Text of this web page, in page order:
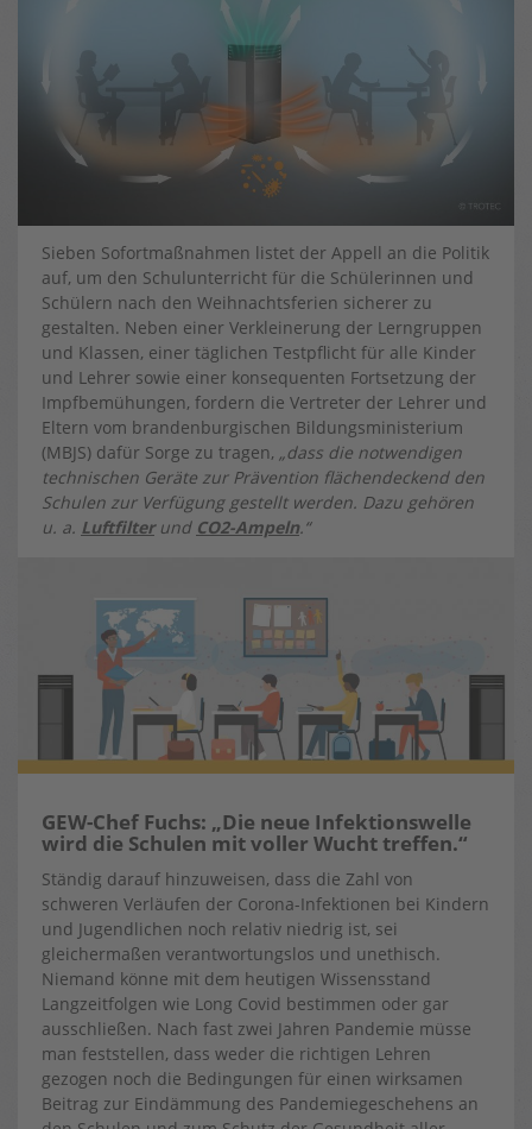
Sieben Sofortmaßnahmen listet der Appell an die Politik
auf, um den Schulunterricht für die Schülerinnen und
Schülern nach den Weihnachtsferien sicherer zu
gestalten. Neben einer Verkleinerung der Lerngruppen
und Klassen, einer täglichen Testpflicht für alle Kinder
und Lehrer sowie einer konsequenten Fortsetzung der
Impfbemühungen, fordern die Vertreter der Lehrer und
Eltern vom brandenburgischen Bildungsministerium
(MBJS) dafür Sorge zu tragen, „dass die notwendigen
technischen Geräte zur Prävention flächendeckend den
Schulen zur Verfügung gestellt werden. Dazu gehören
u. a. Luftfilterund CO2-Ampeln.“
GEW-Chef Fuchs: „Die neue Infektionswelle
wird die Schulen mit voller Wucht treffen.“
Ständig darauf hinzuweisen, dass die Zahl von
schweren Verläufen der Corona-Infektionen bei Kindern
und Jugendlichen noch relativ niedrig ist, sei
gleichermaßen verantwortungslos und unethisch.
Niemand könne mit dem heutigen Wissensstand
Langzeitfolgen wie Long Covid bestimmen oder gar
ausschließen. Nach fast zwei Jahren Pandemie müsse
man feststellen, dass weder die richtigen Lehren
gezogen noch die Bedingungen für einen wirksamen
Beitrag zur Eindämmung des Pandemiegeschehens an